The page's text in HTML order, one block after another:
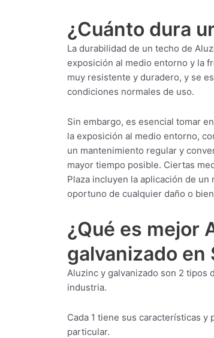
¿Cuánto dura
La durabilidad de un techo de
exposición al medio entorno y la
muy resistente y duradero, y se
condiciones normales de uso.
Sin embargo, es esencial tomar
la exposición al medio entorno,
un mantenimiento regular y
mayor tiempo posible. Ciertas
Plaza incluyen la aplicación de
oportuno de cualquier daño o
¿Qué es mejor
galvanizado en
Aluzinc y galvanizado son 2 tipos
industria.
Cada 1 tiene sus características
particular.